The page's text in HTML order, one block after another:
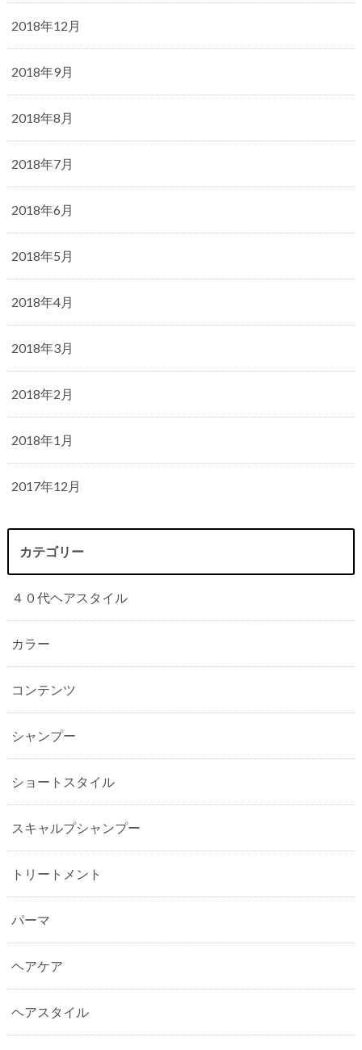
2018年12月
2018年9月
2018年8月
2018年7月
2018年6月
2018年5月
2018年4月
2018年3月
2018年2月
2018年1月
2017年12月
カテゴリー
４０代ヘアスタイル
カラー
コンテンツ
シャンプー
ショートスタイル
スキャルプシャンプー
トリートメント
パーマ
ヘアケア
ヘアスタイル